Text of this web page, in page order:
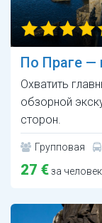
По Праге —
Охватить
обзорной
сторон.
Групповая
27 €за